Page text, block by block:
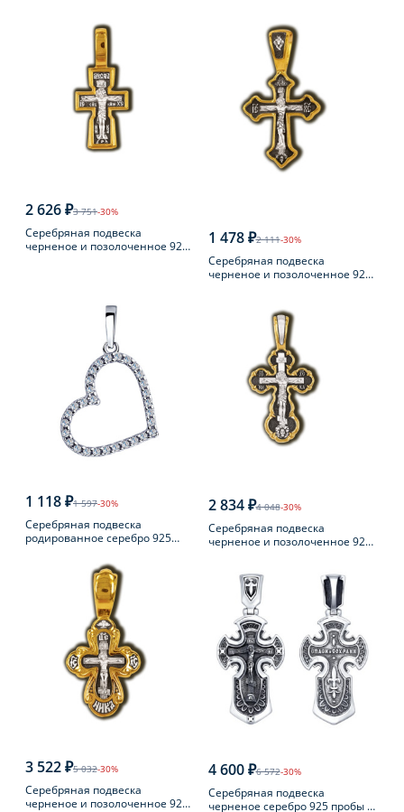
2 626 ₽3 751-30%
Серебряная подвеска
черненое и позолоченное 925
1 478 ₽2 111-30%
Серебряная подвеска
черненое и позолоченное 925
1 118 ₽1 597-30%
Серебряная подвеска
родированное серебро 925
2 834 ₽4 048-30%
Серебряная подвеска
черненое и позолоченное 925
3 522 ₽5 032-30%
Серебряная подвеска
черненое и позолоченное 925
4 600 ₽6 572-30%
Серебряная подвеска
черненое серебро 925 пробы с